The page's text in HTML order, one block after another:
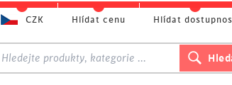
CZK Hlídat cenu Hlídat